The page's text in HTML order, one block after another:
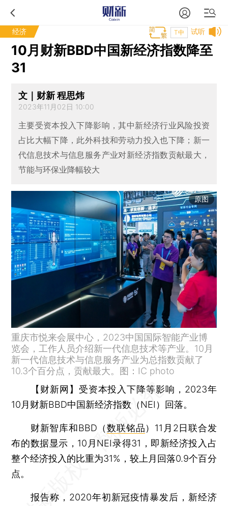
经济 试听
T中
10月财新BBD中国新经济指数降至
31
文｜财新 程思炜
2023年11月02日 10:00
主要受资本投入下降影响，其中新经济行业风险投资
占比大幅下降，此外科技和劳动力投入也下降；新一
代信息技术与信息服务产业对新经济指数贡献最大，
节能与环保业降幅较大
原图
重庆市悦来会展中心，2023中国国际智能产业博
览会，工作人员介绍新一代信息技术等产业。10月
新一代信息技术与信息服务产业为总指数贡献了
10.3个百分点，贡献最大。图：IC photo
【财新网】 受资本投入下降等影响，2023年
10月财新BBD中国新经济指数（NEI）回落。
财新智库和BBD（数联铭品）11月2日联合发
布的数据显示，10月NEI录得31，即新经济投入占
整个经济投入的比重为31%，较上月回落0.9个百分
点。
报告称，2020年初新冠疫情暴发后，新经济